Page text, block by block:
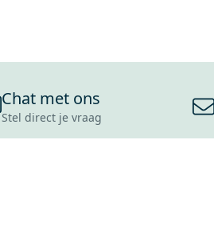
Chat met ons
Stel direct je vraag